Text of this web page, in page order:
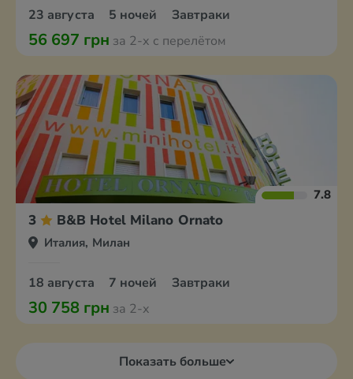
23 августа 5 ночей Завтраки
56 697 грн за 2-х с перелётом
7.8
3 B&B Hotel Milano Ornato
Италия, Милан
18 августа 7 ночей Завтраки
30 758 грн за 2-х
Показать больше